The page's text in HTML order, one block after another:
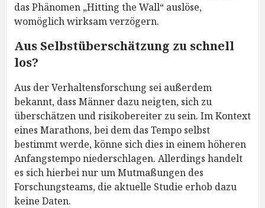
das Phänomen „Hitting the Wall“ auslöse,
womöglich wirksam verzögern.
Aus Selbstüberschätzung zu schnell
los?
Aus der Verhaltensforschung sei außerdem
bekannt, dass Männer dazu neigten, sich zu
überschätzen und risikobereiter zu sein. Im Kontext
eines Marathons, bei dem das Tempo selbst
bestimmt werde, könne sich dies in einem höheren
Anfangstempo niederschlagen. Allerdings handelt
es sich hierbei nur um Mutmaßungen des
Forschungsteams, die aktuelle Studie erhob dazu
keine Daten.